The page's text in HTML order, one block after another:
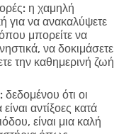
η χαμηλή
για να ανακαλύψετε
μπορείτε να
να δοκιμάσετε
την καθημερινή ζωή
δεδομένου ότι οι
αντίξοες κατά
είναι μια καλή